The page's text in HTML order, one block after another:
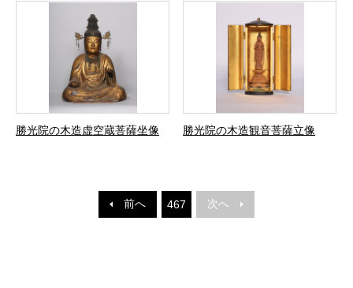
勝光院の木造虚空蔵菩薩坐像 勝光院の木造観音菩薩立像
前へ 467 次へ